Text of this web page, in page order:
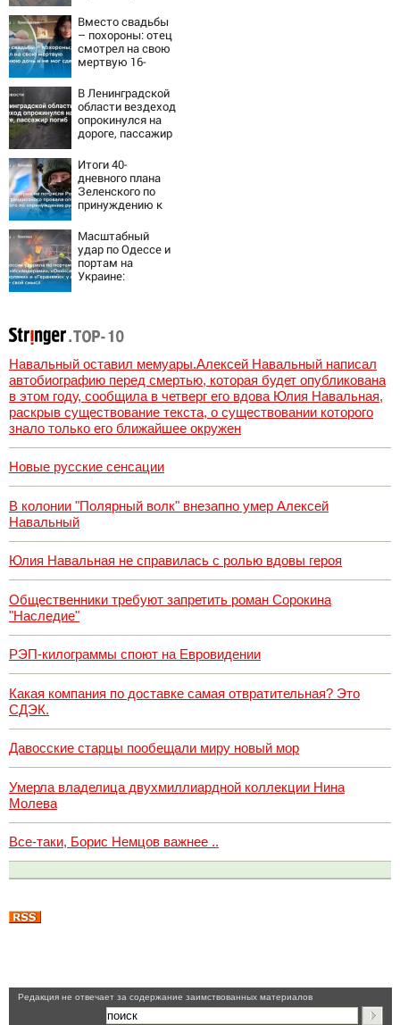
точность
попаданий по
объектам ВСУ
Вместо свадьбы
– похороны: отец
смотрел на свою
мертвую 16-
мог сдержать
слезы
В Ленинградской
области вездеход
опрокинулся на
дороге, пассажир
Итоги 40-
дневного плана
Зеленского по
принуждению к
ответила Россия,
полный разбор
провала операции
Украины от
военкора Коца
Масштабный
удар по Одессе и
портам на
Украине:
ударах России 9
августа 2026 года
Навальный оставил мемуары.Алексей Навальный написал
автобиографию перед смертью, которая будет опубликована
в этом году, сообщила в четверг его вдова Юлия Навальная,
раскрыв существование текста, о существовании которого
знало только его ближайшее окружен
Новые русские сенсации
В колонии "Полярный волк" внезапно умер Алексей
Навальный
Юлия Навальная не справилась с ролью вдовы героя
Общественники требуют запретить роман Сорокина
"Наследие"
РЭП-килограммы споют на Евровидении
Какая компания по доставке самая отвратительная? Это
СДЭК.
Давосские старцы пообещали миру новый мор
Умерла владелица двухмиллиардной коллекции Нина
Молева
Все-таки, Борис Немцов важнее ..
Pедакция не отвечает за содержание заимствованных материалов